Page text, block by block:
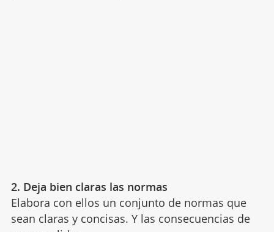
2. Deja bien claras las normas
Elabora con ellos un conjunto de normas que
sean claras y concisas. Y las consecuencias de